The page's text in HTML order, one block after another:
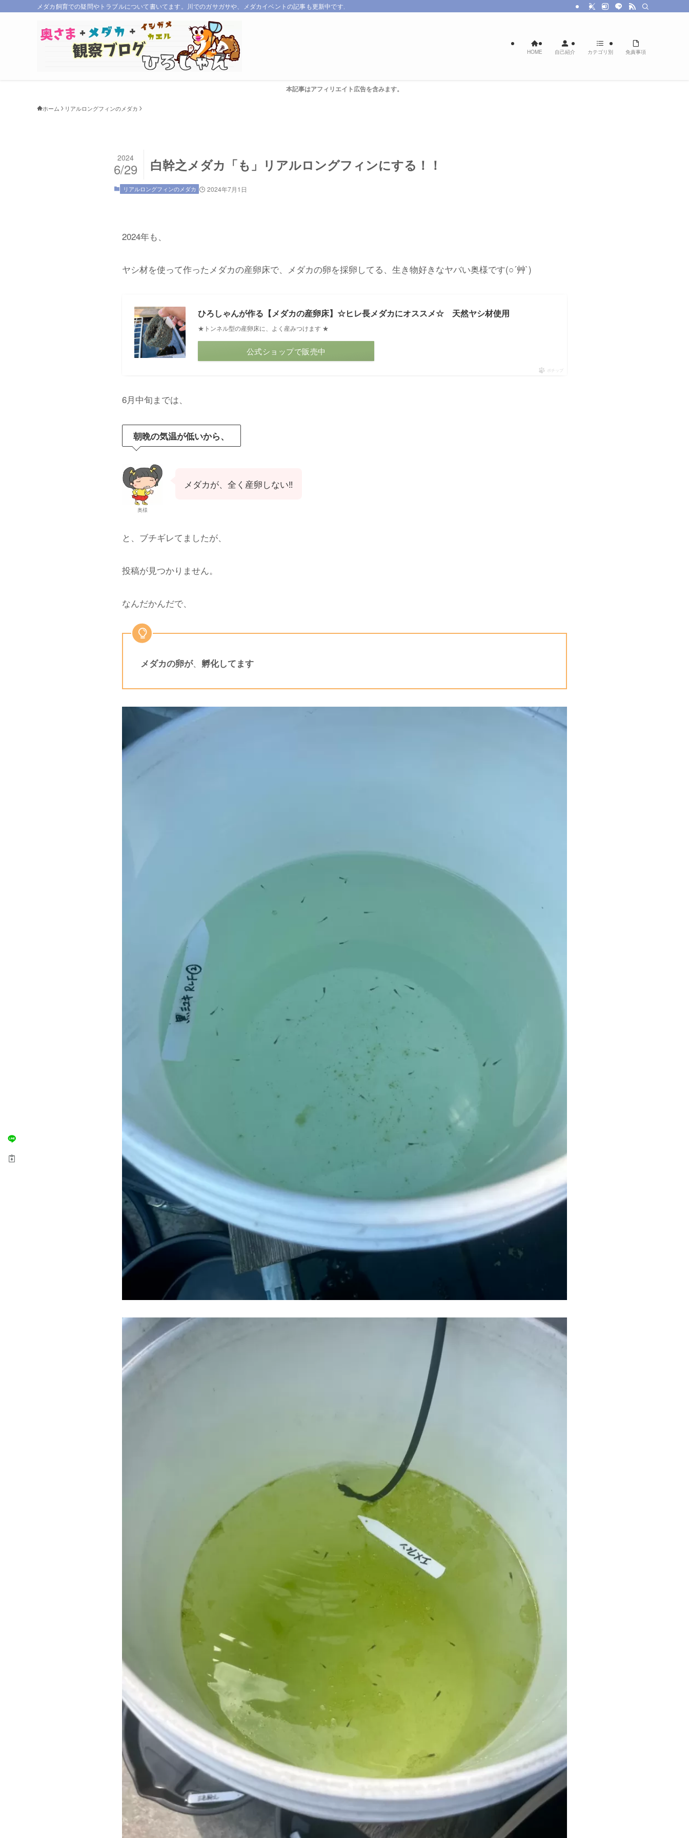
メダカ飼育での疑問やトラブルについて書いてます。川でのガサガサや、メダカイベントの記事も更新中です。
HOME 自己紹介 カテゴリ別 免責事項
本記事はアフィリエイト広告を含みます。
ホーム リアルロングフィンのメダカ
白幹之メダカ「も」リアルロングフィンにする！！
2024
6/29
リアルロングフィンのメダカ 2024年7月1日
2024年も、
ヤシ材を使って作ったメダカの産卵床で、メダカの卵を採卵してる、生き物好きなヤバい奥様です(○︎´艸`)
ひろしゃんが作る【メダカの産卵床】☆ヒレ長メダカにオススメ☆ 天然ヤシ材使用
★トンネル型の産卵床に、よく産みつけます ★
公式ショップで販売中
ポチップ
6月中旬までは、
朝晩の気温が低いから、
奥様
メダカが、全く産卵しない‼️
と、ブチギレてましたが、
投稿が見つかりません。
なんだかんだで、
メダカの卵が、 孵化してます